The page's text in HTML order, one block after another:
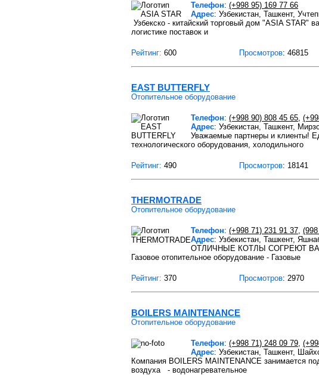
Телефон: (+998 95) 169 77 66
Адрес: Узбекистан, Ташкент,
Узбекско - китайский торговый дом "ASIA
логистике поставок и
Рейтинг: 600 Просмотров: 46815
EAST BUTTERFLY
Отопительное оборудование
Телефон: (+998 90) 808 45 65,
Адрес: Узбекистан, Ташкент,
Уважаемые партнеры и клиенты!
технологического оборудования, холодильного
Рейтинг: 490 Просмотров: 18141
THERMOTRADE
Отопительное оборудование
Телефон: (+998 71) 231 91 37,
Адрес: Узбекистан, Ташкент,
ОТЛИЧНЫЕ КОТЛЫ СОГРЕЮТ ВАШ
Газовое отопительное оборудование - Газовые
Рейтинг: 370 Просмотров: 2970
BOILERS MAINTENANCE
Отопительное оборудование
Телефон: (+998 71) 248 09 79,
Адрес: Узбекистан, Ташкент,
Компания BOILERS MAINTENANCE занимается
воздуха - водонагревательное